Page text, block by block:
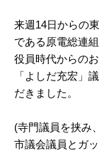
来週14日からの
である原電総連
役員時代からの
「よしだ充宏」
だきました。
(寺門議員を挟み
市議会議員とガッ